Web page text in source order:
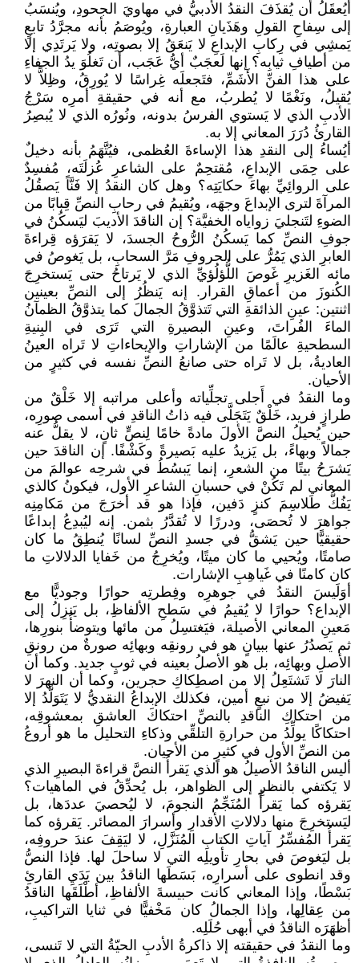
أيُعقَلُ أن يُقذَفَ النقدُ الأدبيُّ في مهاويَ الجحودِ، ويُنسَبُ
إلى سِفاحِ القولِ وهَذَيانِ العبارةِ، ويُوصَمُ بأنه مجرَّدُ تابعٍ
يَمشِي في رِكابِ الإبداعِ لا يَنعَقُ إلا بصوتِه، ولا يَرتَدِي إلا
من أطيافِ ثيابِه؟ إنها لَعجَبٌ أيُّ عَجَب، أن تَغلُوَ يدُ الجفاءِ
على هذا الفنِّ الأَشَمِّ، فتَجعلَه غِراسًا لا يُورِقُ، وظِلاًّ لا
يُقيلُ، ونَغْمًا لا يُطربُ، مع أنه في حقيقةِ أمرِه سَرْجُ
الأدبِ الذي لا يَستوي الفرسُ بدونه، ونُورُه الذي لا يُبصِرُ
القارئُ دُرَرَ المعاني إلا به.
أيُساءُ إلى النقدِ هذا الإساءةَ العُظمى، فيُتَّهَمُ بأنه دخيلٌ
على حِمَى الإبداعِ، مُقتحِمٌ على الشاعرِ عُزلَتَه، مُفسِدٌ
على الروائِيِّ بهاءَ حكايَتِه؟ وهل كان النقدُ إلا فَنَّاً يَصقُلُ
المرآةَ لترى الإبداعَ وجهَه، ويُقيمُ في رحابِ النصِّ قِبابًا من
الضوءِ لتَنجليَ زواياه الخفيَّة؟ إن الناقدَ الأديبَ ليَسكُنُ في
جوفِ النصِّ كما يَسكُنُ الرُّوحُ الجسدَ، لا يَقرَؤه قِراءةَ
العابرِ الذي يَمُرُّ على الحروفِ مَرَّ السحابِ، بل يَغوصُ في
مائه الغَزيرِ غَوصَ اللُّؤلُؤيِّ الذي لا يَرتاحُ حتى يَستخرِجَ
الكُنوزَ من أعماقِ القرار. إنه يَنظُرُ إلى النصِّ بعينين
اثنتين: عينِ الذائقةِ التي تَتذوَّقُ الجمالَ كما يتذوَّقُ الظمآنُ
الماءَ الفُراتَ، وعينِ البصيرةِ التي تَرَى في البِنيةِ
السطحيةِ عالَمًا من الإشاراتِ والإيحاءاتِ لا تَراه العينُ
العاديةُ، بل لا تَراه حتى صانعُ النصِّ نفسه في كثيرٍ من
الأحيان.
وما النقدُ في أَجلى تجلِّياته وأعلى مراتبه إلا خَلْقٌ من
طرازٍ فريد، خَلْقٌ يَتَجَلَّى فيه ذاتُ الناقدِ في أسمى صورِه،
حين يُحيلُ النصَّ الأولَ مادةً خامًا لِنصٍّ ثانٍ، لا يقلُّ عنه
جمالاً وبهاءً، بل يَزيدُ عليه بَصيرةً وكَشْفًا. إن الناقدَ حين
يَشرَحُ بيتًا من الشعرِ، إنما يَبسُطُ في شرحِه عوالمَ من
المعاني لم تَكُنْ في حسبانِ الشاعرِ الأول، فيكونُ كالذي
يَفُكُّ طَلاسِمَ كنزٍ دَفين، فإذا هو قد أخرَجَ من مَكامِنِه
جواهرَ لا تُحصَى، ودررًا لا تُقدَّرُ بثمن. إنه ليُبدِعُ إبداعًا
حقيقيًّا حين يَشقُّ في جسدِ النصِّ لسانًا يُنطِقُ ما كان
صامتًا، ويُحيي ما كان ميتًا، ويُخرِجُ من خَفايا الدلالاتِ ما
كان كامنًا في غَياهِبِ الإشارات.
أوَلَيسَ النقدُ في جوهرِه وفِطرتِه حوارًا وجوديًّا مع
الإبداع؟ حوارًا لا يُقيمُ في سَطحِ الألفاظِ، بل يَنزِلُ إلى
مَعينِ المعاني الأصيلة، فيَغتسِلُ من مائها ويتوضأُ بنورِها،
ثم يَصدُرُ عنها ببيانٍ هو في رونقِه وبهائِه صورةٌ من رونقِ
الأصلِ وبهائِه، بل هو الأصلُ بعينه في ثوبٍ جديد. وكما أن
النارَ لا تَشتَعِلُ إلا من اصطِكاكِ حجرين، وكما أن النهرَ لا
يَفيضُ إلا من نبعٍ أمين، فكذلك الإبداعُ النقديُّ لا يَتَوَلَّدُ إلا
من احتكاكِ الناقدِ بالنصِّ احتكاكَ العاشقِ بمعشوقِه،
احتكاكًا يولِّدُ من حرارةِ التلقِّي وذكاءِ التحليل ما هو أروعُ
من النصِّ الأول في كثيرٍ من الأحيان.
أليس الناقدُ الأصيلُ هو الذي يَقرأُ النصَّ قراءةَ البصيرِ الذي
لا يَكتفي بالنظرِ إلى الظواهر، بل يُحدِّقُ في الماهيات؟
يَقرؤه كما يَقرأُ المُنَجِّمُ النجومَ، لا ليُحصيَ عددَها، بل
ليَستخرِجَ منها دلالاتِ الأقدارِ وأسرارَ المصائر. يَقرؤه كما
يَقرأُ المُفسِّرُ آياتِ الكتابِ المُنَزَّلِ، لا ليَقِفَ عندَ حروفِه،
بل ليَغوصَ في بحارِ تأويلِه التي لا ساحلَ لها. فإذا النصُّ
وقد انطوى على أسرارِه، بَسَطَها الناقدُ بين يَدَيِ القارئِ
بَسْطًا، وإذا المعاني كانت حبيسةَ الألفاظِ، أطْلَقَها الناقدُ
من عِقالِها، وإذا الجمالُ كان مَخْفيًّا في ثنايا التراكيبِ،
أظهَرَه الناقدُ في أبهى حُلَلِه.
وما النقدُ في حقيقته إلا ذاكرةُ الأدبِ الحيّةُ التي لا تَنسى،